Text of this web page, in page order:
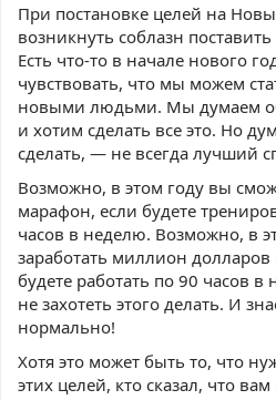
При постановке целей на
возникнуть соблазн
Есть что-то в начале нового
чувствовать, что мы можем
новыми людьми. Мы думаем
и хотим сделать все это. Но
сделать, — не всегда лучший
Возможно, в этом году вы
марафон, если будете
часов в неделю. Возможно, в
заработать миллион
будете работать по 90 часов
не захотеть этого делать. И
нормально!
Хотя это может быть то, что
этих целей, кто сказал, что